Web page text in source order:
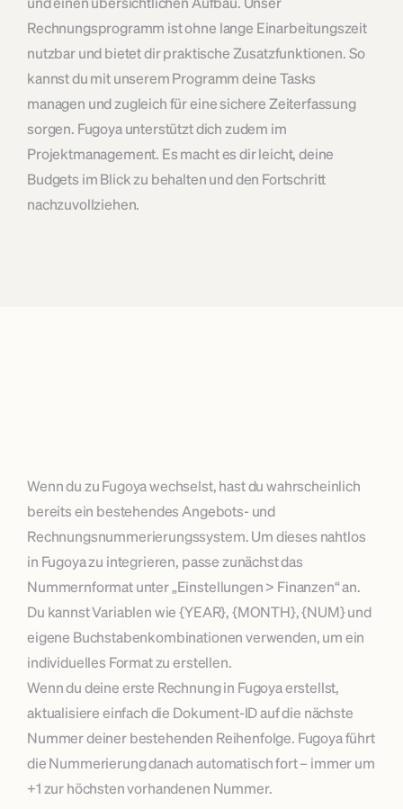
Rechnungsprogramm ist ohne lange Einarbeitungszeit
nutzbar und bietet dir praktische Zusatzfunktionen. So
kannst du mit unserem Programm deine Tasks
managen und zugleich für eine sichere Zeiterfassung
sorgen. Fugoya unterstützt dich zudem im
Projektmanagement. Es macht es dir leicht, deine
Budgets im Blick zu behalten und den Fortschritt
nachzuvollziehen.
Wenn du zu Fugoya wechselst, hast du wahrscheinlich
bereits ein bestehendes Angebots- und
Rechnungsnummerierungssystem. Um dieses nahtlos
in Fugoya zu integrieren, passe zunächst das
Nummernformat unter „Einstellungen > Finanzen“ an.
Du kannst Variablen wie {YEAR}, {MONTH}, {NUM} und
eigene Buchstabenkombinationen verwenden, um ein
individuelles Format zu erstellen.
Wenn du deine erste Rechnung in Fugoya erstellst,
aktualisiere einfach die Dokument-ID auf die nächste
Nummer deiner bestehenden Reihenfolge. Fugoya führt
die Nummerierung danach automatisch fort – immer um
+1 zur höchsten vorhandenen Nummer.
Kann ich Rechnungen bearbeiten,